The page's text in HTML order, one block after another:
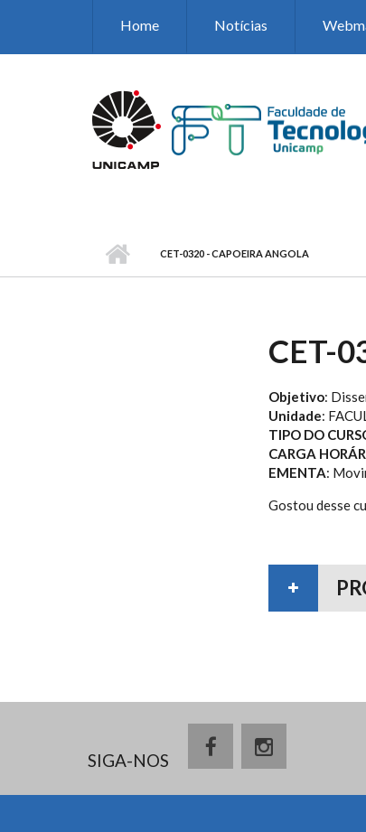
Home Notícias
CET-0320 - CAPOEIRA ANGOLA
CET-
Objetivo:
Unidade:
TIPO DO
CARGA
EMENTA:
Gostou desse
SIGA-NOS